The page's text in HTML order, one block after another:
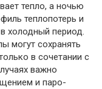
тепло, а ночью
теплопотерь и
холодный период.
могут сохранять
в сочетании с
важно
и паро-